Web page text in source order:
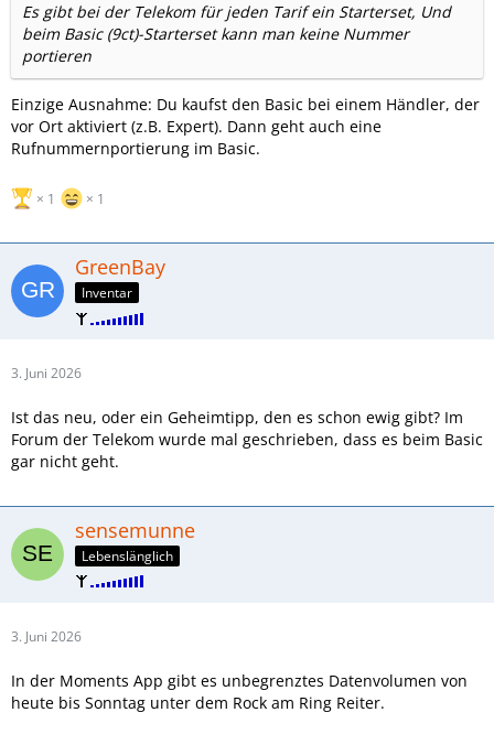
Es gibt bei der Telekom für jeden Tarif ein Starterset, Und
beim Basic (9ct)-Starterset kann man keine Nummer
portieren
Einzige Ausnahme: Du kaufst den Basic bei einem Händler, der
vor Ort aktiviert (z.B. Expert). Dann geht auch eine
Rufnummernportierung im Basic.
1 1
GreenBay
Inventar
3. Juni 2026
Ist das neu, oder ein Geheimtipp, den es schon ewig gibt? Im
Forum der Telekom wurde mal geschrieben, dass es beim Basic
gar nicht geht.
sensemunne
Lebenslänglich
3. Juni 2026
In der Moments App gibt es unbegrenztes Datenvolumen von
heute bis Sonntag unter dem Rock am Ring Reiter.